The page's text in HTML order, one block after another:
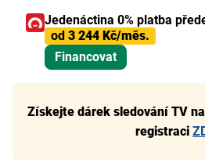
Jedenáctina 0% platba
od 3 244 Kč/měs.
Financovat
Získejte dárek sledování TV
registraci